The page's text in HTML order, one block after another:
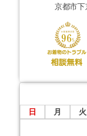
京都市
日
月 火